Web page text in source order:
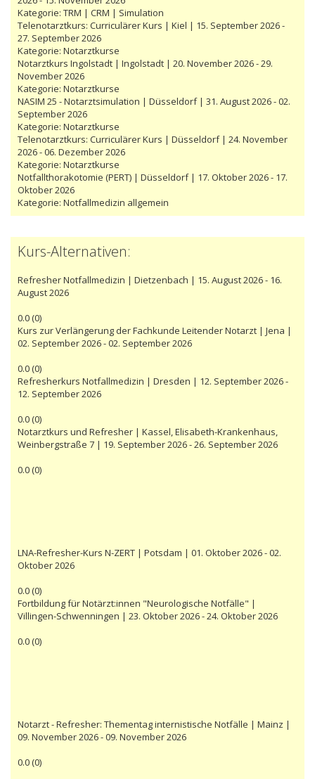
Kategorie: TRM | CRM | Simulation
Telenotarztkurs: Curriculärer Kurs | Kiel | 15. September 2026 -
27. September 2026
Kategorie: Notarztkurse
Notarztkurs Ingolstadt | Ingolstadt | 20. November 2026 - 29.
November 2026
Kategorie: Notarztkurse
NASIM 25 - Notarztsimulation | Düsseldorf | 31. August 2026 - 02.
September 2026
Kategorie: Notarztkurse
Telenotarztkurs: Curriculärer Kurs | Düsseldorf | 24. November
2026 - 06. Dezember 2026
Kategorie: Notarztkurse
Notfallthorakotomie (PERT) | Düsseldorf | 17. Oktober 2026 - 17.
Oktober 2026
Kategorie: Notfallmedizin allgemein
Kurs-Alternativen:
Refresher Notfallmedizin | Dietzenbach | 15. August 2026 - 16.
August 2026
0.0(0)
Kurs zur Verlängerung der Fachkunde Leitender Notarzt | Jena |
02. September 2026 - 02. September 2026
0.0(0)
Refresherkurs Notfallmedizin | Dresden | 12. September 2026 -
12. September 2026
0.0(0)
Notarztkurs und Refresher | Kassel, Elisabeth-Krankenhaus,
Weinbergstraße 7 | 19. September 2026 - 26. September 2026
0.0(0)
LNA-Refresher-Kurs N-ZERT | Potsdam | 01. Oktober 2026 - 02.
Oktober 2026
0.0(0)
Fortbildung für Notärzt:innen "Neurologische Notfälle" |
Villingen-Schwenningen | 23. Oktober 2026 - 24. Oktober 2026
0.0(0)
Notarzt - Refresher: Thementag internistische Notfälle | Mainz |
09. November 2026 - 09. November 2026
0.0(0)